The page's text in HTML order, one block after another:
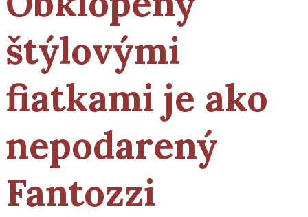
štýlovými
fiatkami je ako
nepodarený
Fantozzi